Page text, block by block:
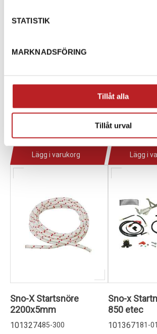
STATISTIK
MARKNADSFÖRING
Tillåt alla
Tillåt urval
Sno-X Startapparat Ski-
101339391-11014
4-10 dagar
Lägg i varukorg
Sno-X
& 850 E-tec
101463791-
1 450,00 kr
4-10 dagar
Lägg i
Sno-X Startsnöre
2200x5mm
101327485-300
Sno-x
850 etec
101367181-